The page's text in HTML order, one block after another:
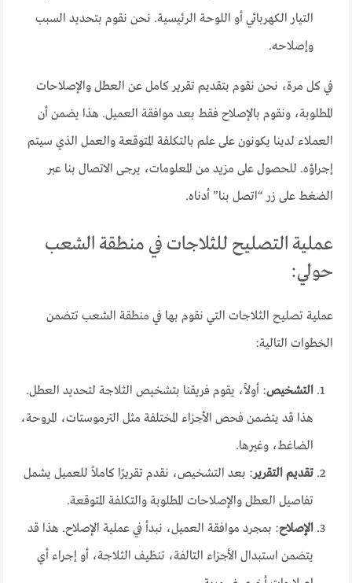
التيار الكهربائي أو اللوحة الرئيسية. نحن نقوم بتحديد السبب
وإصلاحه.
في كل مرة، نحن نقوم بتقديم تقرير كامل عن العطل والإصلاحات
المطلوبة، ونقوم بالإصلاح فقط بعد موافقة العميل. هذا يضمن أن
العملاء لدينا يكونون على علم بالتكلفة المتوقعة والعمل الذي سيتم
إجراؤه. للحصول على مزيد من المعلومات، يرجى الاتصال بنا عبر
الضغط على زر “اتصل بنا” أدناه.
عملية التصليح للثلاجات في منطقة الشعب
حولي:
عملية تصليح الثلاجات التي نقوم بها في منطقة الشعب تتضمن
الخطوات التالية:
التشخيص: أولاً، يقوم فريقنا بتشخيص الثلاجة لتحديد العطل.
هذا قد يتضمن فحص الأجزاء المختلفة مثل الترموستات، المروحة،
الضاغط، وغيرها.
تقديم التقرير: بعد التشخيص، نقدم تقريرًا كاملاً للعميل يشمل
تفاصيل العطل والإصلاحات المطلوبة والتكلفة المتوقعة.
الإصلاح: بمجرد موافقة العميل، نبدأ في عملية الإصلاح. هذا قد
يتضمن استبدال الأجزاء التالفة، تنظيف الثلاجة، أو إجراء أي